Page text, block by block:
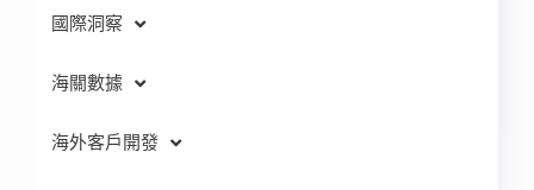
國際洞察
海關數據
海外客戶開發